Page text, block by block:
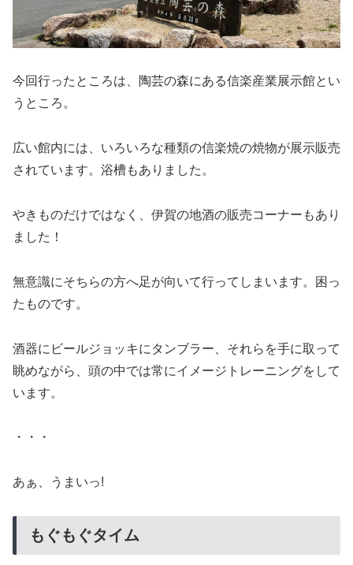
今回行ったところは、陶芸の森にある信楽産業展示館とい
うところ。
広い館内には、いろいろな種類の信楽焼の焼物が展示販売
されています。浴槽もありました。
やきものだけではなく、伊賀の地酒の販売コーナーもあり
ました！
無意識にそちらの方へ足が向いて行ってしまいます。困っ
たものです。
酒器にビールジョッキにタンブラー、それらを手に取って
眺めながら、頭の中では常にイメージトレーニングをして
います。
・・・
あぁ、うまいっ!
もぐもぐタイム